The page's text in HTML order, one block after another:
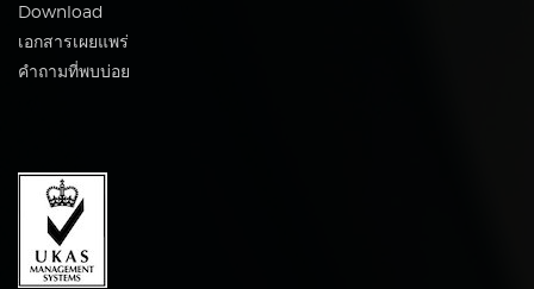
Download
เอกสารเผยแพร่
คำถามที่พบบ่อย